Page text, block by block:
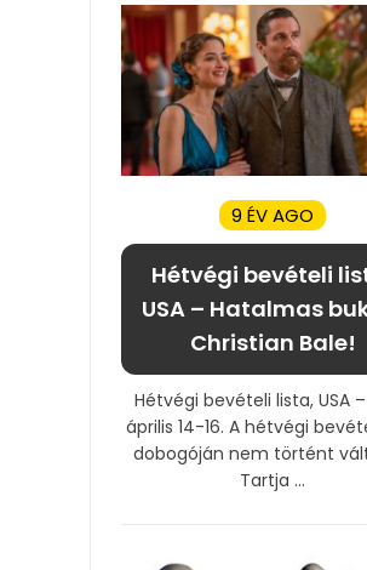
9 ÉV AGO
Hétvégi bevételi
USA – Hatalmas
Christian Bale!
Hétvégi bevételi lista, USA –
április 14-16. A hétvégi
dobogóján nem történt
Tartja ...